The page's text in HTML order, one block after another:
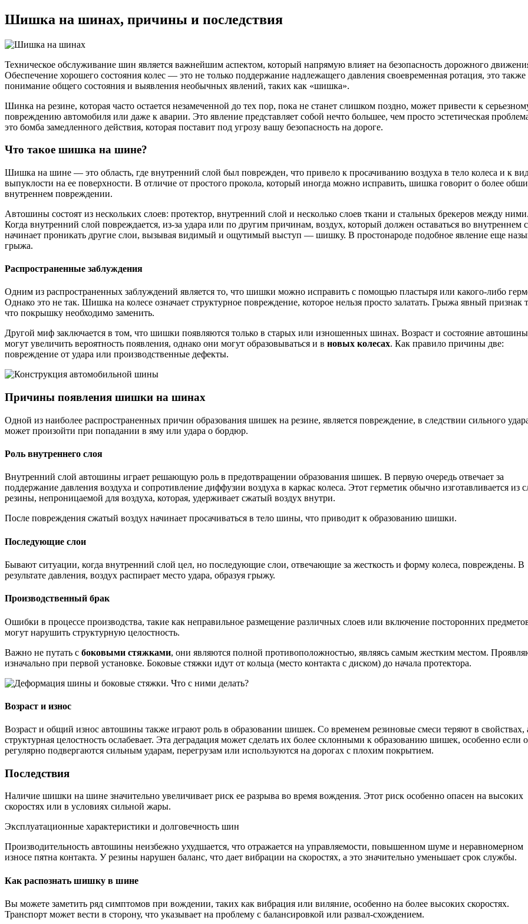
Шишка на шинах, причины и последствия
Техническое обслуживание шин является важнейшим аспектом, который напрямую влияет на безопасность дорожного
Обеспечение хорошего состояния колес — это не только поддержание надлежащего давления своевременная ротация, это также
понимание общего состояния и выявления необычных явлений, таких как «шишка».
Шинка на резине, которая часто остается незамеченной до тех пор, пока не станет слишком поздно, может привести к
повреждению автомобиля или даже к аварии. Это явление представляет собой нечто большее, чем просто эстетическая
это бомба замедленного действия, которая поставит под угрозу вашу безопасность на дороге.
Что такое шишка на шине?
Шишка на шине — это область, где внутренний слой был поврежден, что привело к просачиванию воздуха в тело колеса и к
выпуклости на ее поверхности. В отличие от простого прокола, который иногда можно исправить, шишка говорит о более
внутреннем повреждении.
Автошины состоят из нескольких слоев: протектор, внутренний слой и несколько слоев ткани и стальных брекеров между ними.
Когда внутренний слой повреждается, из-за удара или по другим причинам, воздух, который должен оставаться во внутреннем
начинает проникать другие слои, вызывая видимый и ощутимый выступ — шишку. В простонароде подобное явление еще
грыжа.
Распространенные заблуждения
Одним из распространенных заблуждений является то, что шишки можно исправить с помощью пластыря или какого-либо
Однако это не так. Шишка на колесе означает структурное повреждение, которое нельзя просто залатать. Грыжа явный признак
что покрышку необходимо заменить.
Другой миф заключается в том, что шишки появляются только в старых или изношенных шинах. Возраст и состояние автошины
могут увеличить вероятность появления, однако они могут образовываться и в новых колесах. Как правило причины две:
повреждение от удара или производственные дефекты.
Причины появления шишки на шинах
Одной из наиболее распространенных причин образования шишек на резине, является повреждение, в следствии сильного
может произойти при попадании в яму или удара о бордюр.
Роль внутреннего слоя
Внутренний слой автошины играет решающую роль в предотвращении образования шишек. В первую очередь отвечает за
поддержание давления воздуха и сопротивление диффузии воздуха в каркас колеса. Этот герметик обычно изготавливается из
резины, непроницаемой для воздуха, которая, удерживает сжатый воздух внутри.
После повреждения сжатый воздух начинает просачиваться в тело шины, что приводит к образованию шишки.
Последующие слои
Бывают ситуации, когда внутренний слой цел, но последующие слои, отвечающие за жесткость и форму колеса, повреждены. В
результате давления, воздух распирает место удара, образуя грыжу.
Производственный брак
Ошибки в процессе производства, такие как неправильное размещение различных слоев или включение посторонних
могут нарушить структурную целостность.
Важно не путать с боковыми стяжками, они являются полной противоположностью, являясь самым жестким местом.
изначально при первой установке. Боковые стяжки идут от кольца (место контакта с диском) до начала протектора.
Возраст и износ
Возраст и общий износ автошины также играют роль в образовании шишек. Со временем резиновые смеси теряют в свойствах,
структурная целостность ослабевает. Эта деградация может сделать их более склонными к образованию шишек, особенно если
регулярно подвергаются сильным ударам, перегрузам или используются на дорогах с плохим покрытием.
Последствия
Наличие шишки на шине значительно увеличивает риск ее разрыва во время вождения. Этот риск особенно опасен на высоких
скоростях или в условиях сильной жары.
Эксплуатационные характеристики и долговечность шин
Производительность автошины неизбежно ухудшается, что отражается на управляемости, повышенном шуме и неравномерном
износе пятна контакта. У резины нарушен баланс, что дает вибрации на скоростях, а это значительно уменьшает срок службы.
Как распознать шишку в шине
Вы можете заметить ряд симптомов при вождении, таких как вибрация или виляние, особенно на более высоких скоростях.
Транспорт может вести в сторону, что указывает на проблему с балансировкой или развал-схождением.